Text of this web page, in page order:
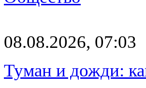
08.08.2026, 07:03
Туман и дожди: